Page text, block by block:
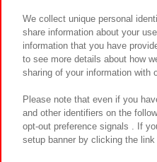
We collect unique personal
share information about your
information that you have
to see more details about how
sharing of your information with
Please note that even if you
and other identifiers on the
opt-out preference signals . If
setup banner by clicking the